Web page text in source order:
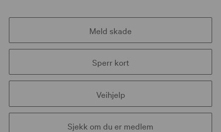
Meld skade
Sperr kort
Veihjelp
Sjekk om du er medlem